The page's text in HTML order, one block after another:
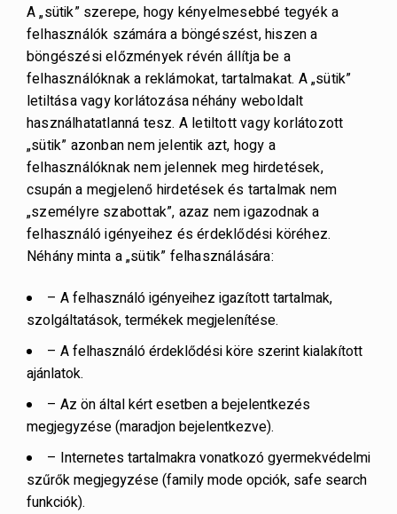
A „sütik” szerepe, hogy kényelmesebbé tegyék a
felhasználók számára a böngészést, hiszen a
böngészési előzmények révén állítja be a
felhasználóknak a reklámokat, tartalmakat. A „sütik”
letiltása vagy korlátozása néhány weboldalt
használhatatlanná tesz. A letiltott vagy korlátozott
„sütik” azonban nem jelentik azt, hogy a
felhasználóknak nem jelennek meg hirdetések,
csupán a megjelenő hirdetések és tartalmak nem
„személyre szabottak”, azaz nem igazodnak a
felhasználó igényeihez és érdeklődési köréhez.
Néhány minta a „sütik” felhasználására:
– A felhasználó igényeihez igazított tartalmak,
szolgáltatások, termékek megjelenítése.
– A felhasználó érdeklődési köre szerint kialakított
ajánlatok.
– Az ön által kért esetben a bejelentkezés
megjegyzése (maradjon bejelentkezve).
– Internetes tartalmakra vonatkozó gyermekvédelmi
szűrők megjegyzése (family mode opciók, safe search
funkciók).